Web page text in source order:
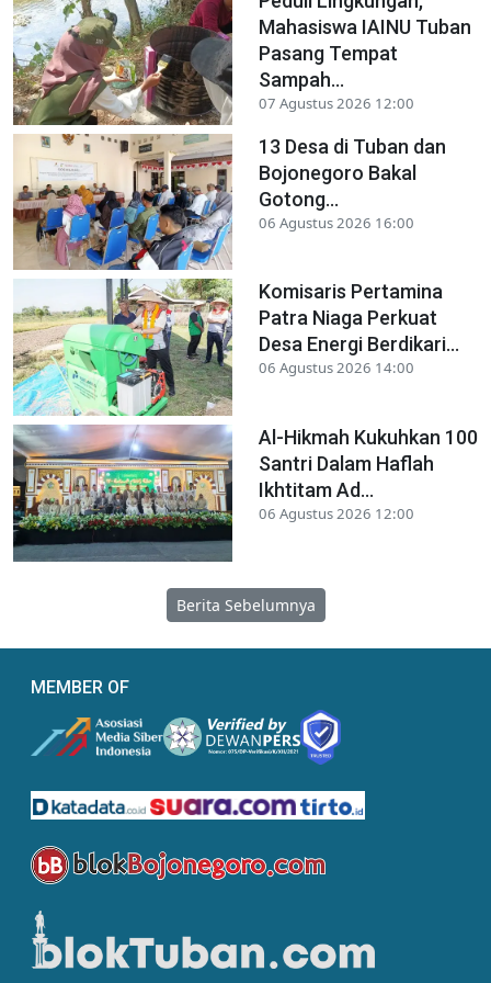
Mahasiswa IAINU Tuban
Pasang Tempat
Sampah...
07 Agustus 2026 12:00
13 Desa di Tuban dan
Bojonegoro Bakal
Gotong...
06 Agustus 2026 16:00
Komisaris Pertamina
Patra Niaga Perkuat
Desa Energi Berdikari...
06 Agustus 2026 14:00
Al-Hikmah Kukuhkan 100
Santri Dalam Haflah
Ikhtitam Ad...
06 Agustus 2026 12:00
Berita Sebelumnya
MEMBER OF